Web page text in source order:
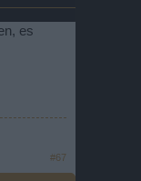
es
#67